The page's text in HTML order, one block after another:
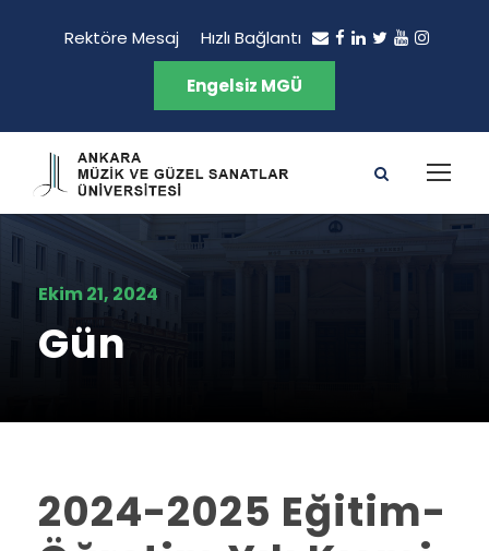
Rektöre Mesaj Hızlı Bağlantı
Engelsiz MGÜ
Ekim 21, 2024
Gün
2024-2025 Eğitim-